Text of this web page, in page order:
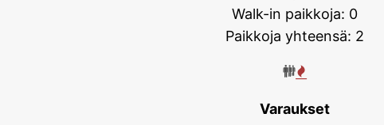
Walk-in paikkoja: 0
Paikkoja yhteensä: 2
Varaukset